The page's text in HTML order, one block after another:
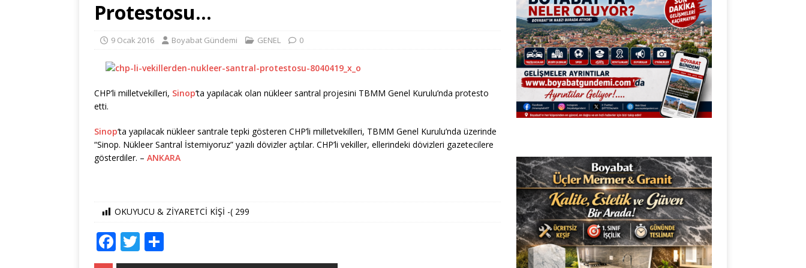
Protestosu…
9 Ocak 2016 Boyabat Gündemi GENEL 0
CHP’li milletvekilleri, Sinop‘ta yapılacak olan nükleer santral projesini TBMM Genel Kurulu’nda protesto
etti.
Sinop‘ta yapılacak nükleer santrale tepki gösteren CHP’li milletvekilleri, TBMM Genel Kurulu’nda üzerinde
“Sinop. Nükleer Santral İstemiyoruz” yazılı dövizler açtılar. CHP’li vekiller, ellerindeki dövizleri gazetecilere
gösterdiler. – ANKARA
OKUYUCU & ZİYARETCİ KİŞİ -( 299
F
a
T
w h